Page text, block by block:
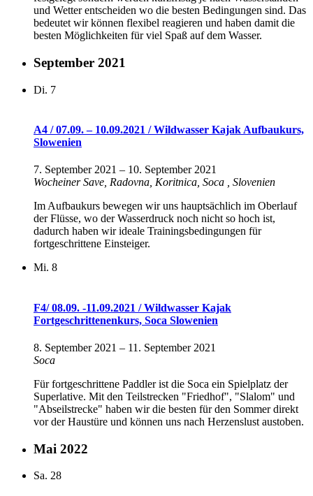
und Wetter entscheiden wo die besten Bedingungen sind. Das
bedeutet wir können flexibel reagieren und haben damit die
besten Möglichkeiten für viel Spaß auf dem Wasser.
September 2021
Di. 7
A4 / 07.09. – 10.09.2021 / Wildwasser Kajak Aufbaukurs,
Slowenien
7. September 2021 – 10. September 2021
Wocheiner Save, Radovna, Koritnica, Soca
, Slovenien
Im Aufbaukurs bewegen wir uns hauptsächlich im Oberlauf
der Flüsse, wo der Wasserdruck noch nicht so hoch ist,
dadurch haben wir ideale Trainingsbedingungen für
fortgeschrittene Einsteiger.
Mi. 8
F4/ 08.09. -11.09.2021 / Wildwasser Kajak
Fortgeschrittenenkurs, Soca Slowenien
8. September 2021 – 11. September 2021
Soca
Für fortgeschrittene Paddler ist die Soca ein Spielplatz der
Superlative. Mit den Teilstrecken "Friedhof", "Slalom" und
"Abseilstrecke" haben wir die besten für den Sommer direkt
vor der Haustüre und können uns nach Herzenslust austoben.
Mai 2022
Sa. 28